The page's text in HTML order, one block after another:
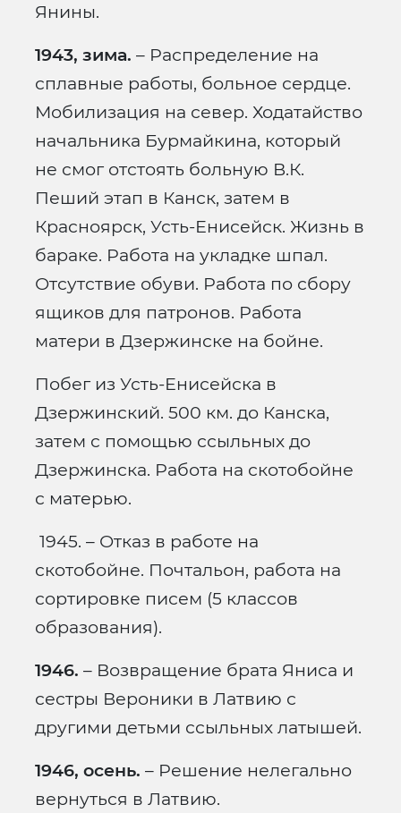
Янины.
1943, зима. – Распределение на
сплавные работы, больное сердце.
Мобилизация на север. Ходатайство
начальника Бурмайкина, который
не смог отстоять больную В.К.
Пеший этап в Канск, затем в
Красноярск, Усть-Енисейск. Жизнь в
бараке. Работа на укладке шпал.
Отсутствие обуви. Работа по сбору
ящиков для патронов. Работа
матери в Дзержинске на бойне.
Побег из Усть-Енисейска в
Дзержинский. 500 км. до Канска,
затем с помощью ссыльных до
Дзержинска. Работа на скотобойне
с матерью.
1945. – Отказ в работе на
скотобойне. Почтальон, работа на
сортировке писем (5 классов
образования).
1946. – Возвращение брата Яниса и
сестры Вероники в Латвию с
другими детьми ссыльных латышей.
1946, осень. – Решение нелегально
вернуться в Латвию.